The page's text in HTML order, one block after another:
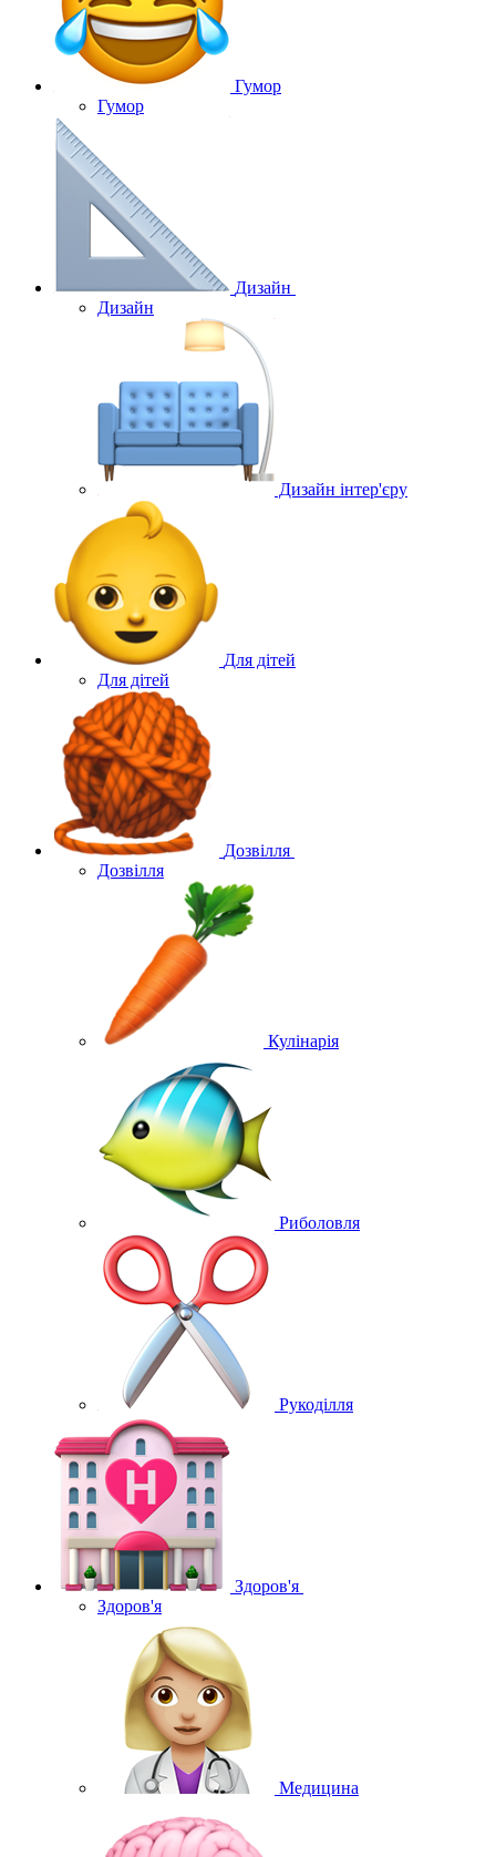
Гумор
Гумор
Дизайн
Дизайн
Дизайн інтер'єру
Для дітей
Для дітей
Дозвілля
Дозвілля
Кулінарія
Риболовля
Рукоділля
Здоров'я
Здоров'я
Медицина